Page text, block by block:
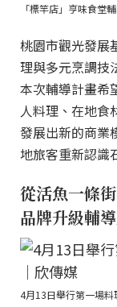
「標竿店」亨味食堂
桃園市觀光發展
理與多元烹調技
本次輔導計畫希
人料理、在地食
發展出新的商業
地旅客重新認識
從活魚一條
品牌升級輔
4月13日舉行第一場